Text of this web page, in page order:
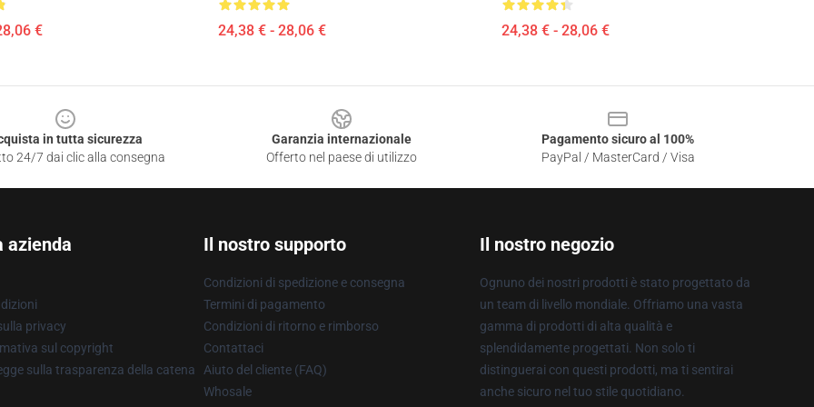
€ 24,38 € - 28,06 € 24,38 € - 28,06 €
in tutta sicurezza
24/7 dai clic alla consegna
Garanzia internazionale
Offerto nel paese di utilizzo
Pagamento sicuro al 100%
PayPal / MasterCard / Visa
azienda
privacy
sul copyright
sulla trasparenza della catena
Il nostro supporto
Condizioni di spedizione e consegna
Termini di pagamento
Condizioni di ritorno e rimborso
Contattaci
Aiuto del cliente (FAQ)
Whosale
Il nostro negozio
Ognuno dei nostri prodotti è stato progettato da
un team di livello mondiale. Offriamo una vasta
gamma di prodotti di alta qualità e
splendidamente progettati. Non solo ti
distinguerai con questi prodotti, ma ti sentirai
anche sicuro nel tuo stile quotidiano.